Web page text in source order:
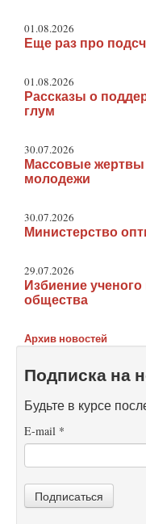
01.08.2026
Еще раз про
01.08.2026
Рассказы о
глум
30.07.2026
Массовые
молодежи
30.07.2026
Министерство
29.07.2026
Избиение
общества
Архив новостей
Подписка на
Будьте в курсе
E-mail *
Подписаться